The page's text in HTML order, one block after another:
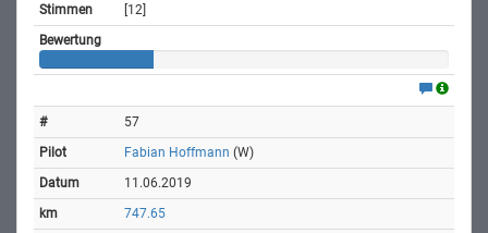
[12]
57
Fabian Hoffmann (W)
11.06.2019
747.65